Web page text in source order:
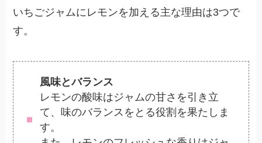
いちごジャムにレモンを加える主な理由は3つで
す。
風味とバランス
レモンの酸味はジャムの甘さを引き立
て、味のバランスをとる役割を果たしま
す。